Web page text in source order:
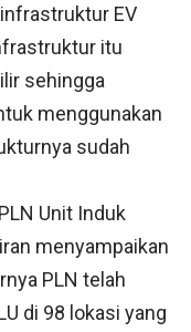
EV
itu
sehingga
menggunakan
sudah
Unit Induk
menyampaikan
PLN telah
di 98 lokasi yang